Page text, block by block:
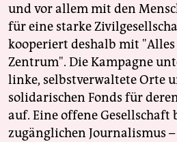
und vor allem mit den
für eine starke
kooperiert deshalb mit
Zentrum". Die Kampagne
linke, selbstverwaltete Orte
solidarischen Fonds für
auf. Eine offene
zugänglichen Journalismus